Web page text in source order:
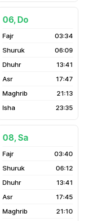
06, Do
03:34
06:09
13:41
17:47
21:13
23:35
08, Sa
03:40
06:12
13:41
17:45
21:10